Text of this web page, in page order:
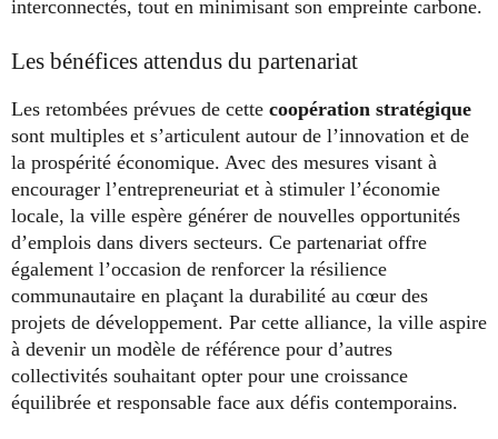
interconnectés, tout en minimisant son empreinte carbone.
Les bénéfices attendus du partenariat
Les retombées prévues de cette coopération stratégique
sont multiples et s’articulent autour de l’innovation et de
la prospérité économique. Avec des mesures visant à
encourager l’entrepreneuriat et à stimuler l’économie
locale, la ville espère générer de nouvelles opportunités
d’emplois dans divers secteurs. Ce partenariat offre
également l’occasion de renforcer la résilience
communautaire en plaçant la durabilité au cœur des
projets de développement. Par cette alliance, la ville aspire
à devenir un modèle de référence pour d’autres
collectivités souhaitant opter pour une croissance
équilibrée et responsable face aux défis contemporains.